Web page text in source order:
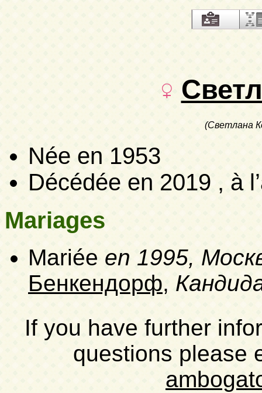
(Светлана
Née en 1953
Décédée en 2019 , à
Mariages
Mariée en 1995,
Бенкендорф,
If you have further
questions please